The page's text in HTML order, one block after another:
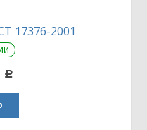
17376-2001
c